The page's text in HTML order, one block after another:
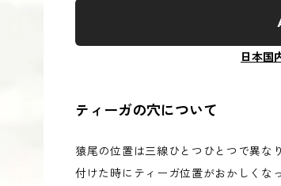
日本国
ティーガの穴について
猿尾の位置は三線ひとつひとつで異な
付けた時にティーガ位置がおかしくな